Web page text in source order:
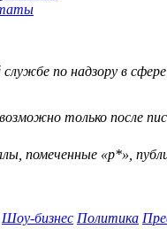
по надзору в
только после
помеченные «р*»,
Шоу-бизнес Политика